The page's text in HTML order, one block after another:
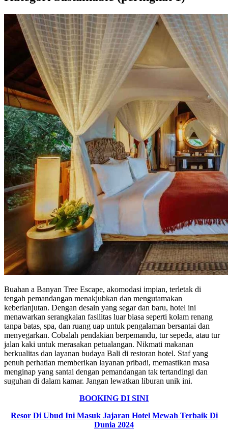
Buahan a Banyan Tree Escape, akomodasi impian, terletak di
tengah pemandangan menakjubkan dan mengutamakan
keberlanjutan. Dengan desain yang segar dan baru, hotel ini
menawarkan serangkaian fasilitas luar biasa seperti kolam renang
tanpa batas, spa, dan ruang uap untuk pengalaman bersantai dan
menyegarkan. Cobalah pendakian berpemandu, tur sepeda, atau tur
jalan kaki untuk merasakan petualangan. Nikmati makanan
berkualitas dan layanan budaya Bali di restoran hotel. Staf yang
penuh perhatian memberikan layanan pribadi, memastikan masa
menginap yang santai dengan pemandangan tak tertandingi dan
suguhan di dalam kamar. Jangan lewatkan liburan unik ini.
BOOKING DI SINI
Resor Di Ubud Ini Masuk Jajaran Hotel Mewah Terbaik Di
Dunia 2024